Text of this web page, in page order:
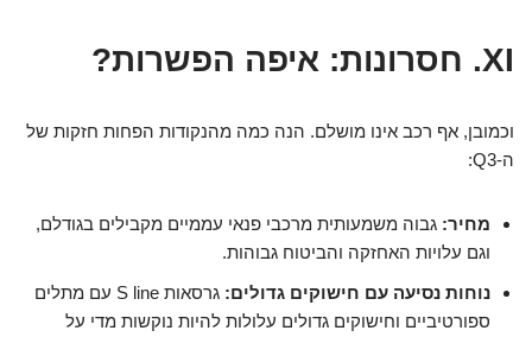
XI. חסרונות: איפה הפשרות?
וכמובן, אף רכב אינו מושלם. הנה כמה מהנקודות הפחות חזקות של
ה-Q3:
מחיר: גבוה משמעותית מרכבי פנאי עממיים מקבילים בגודלם,
וגם עלויות האחזקה והביטוח גבוהות.
נוחות נסיעה עם חישוקים גדולים:
גרסאות S line עם מתלים
ספורטיביים וחישוקים גדולים עלולות להיות נוקשות מדי על